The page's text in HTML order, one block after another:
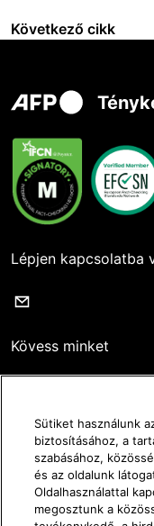
Következő cikk
Lépjen kapcsolatba
Kövess minket
Használati feltételek
Adatvédelmi irányelvek
Jogi tájékoztató
Sütiket használunk
biztosításához, a
szabásához,
és az oldalunk
Oldalhasználattal
megosztunk a